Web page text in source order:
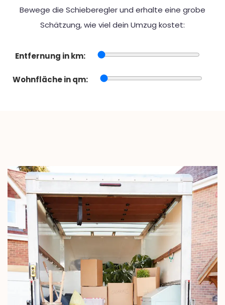
Bewege die Schieberegler und erhalte eine grobe
Schätzung, wie viel dein Umzug kostet:
Entfernung in km:
Wohnfläche in qm: